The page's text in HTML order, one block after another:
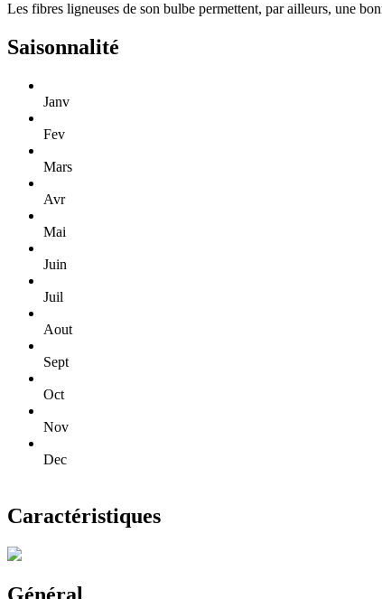
Les fibres ligneuses de son bulbe permettent, par ailleurs, une
Saisonnalité
Janv
Fev
Mars
Avr
Mai
Juin
Juil
Aout
Sept
Oct
Nov
Dec
Caractéristiques